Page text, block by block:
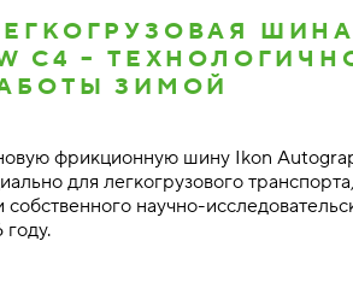
ШИНА
C4 –
ЗИМОЙ
фрикционную шину Ikon
для легкогрузового
научно-